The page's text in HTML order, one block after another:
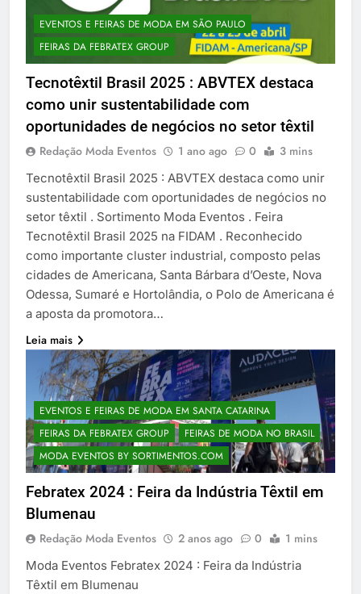
EVENTOS E FEIRAS DE MODA EM SÃO PAULO
FEIRAS DA FEBRATEX GROUP
Tecnotêxtil Brasil 2025 : ABVTEX destaca
como unir sustentabilidade com
oportunidades de negócios no setor têxtil
Redação Moda Eventos 1 ano ago 0 3 mins
Tecnotêxtil Brasil 2025 : ABVTEX destaca como unir
sustentabilidade com oportunidades de negócios no
setor têxtil . Sortimento Moda Eventos . Feira
Tecnotêxtil Brasil 2025 na FIDAM . Reconhecido
como importante cluster industrial, composto pelas
cidades de Americana, Santa Bárbara d’Oeste, Nova
Odessa, Sumaré e Hortolândia, o Polo de Americana é
a aposta da promotora…
Leia mais
EVENTOS E FEIRAS DE MODA EM SANTA CATARINA
FEIRAS DA FEBRATEX GROUP
FEIRAS DE MODA NO BRASIL
MODA EVENTOS BY SORTIMENTOS.COM
Febratex 2024 : Feira da Indústria Têxtil em
Blumenau
Redação Moda Eventos 2 anos ago 0 1 mins
Moda Eventos Febratex 2024 : Feira da Indústria
Têxtil em Blumenau